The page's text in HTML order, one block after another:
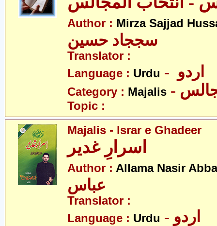
Author : Mirza Sajjad
سججاد حسین
Translator :
Language : Urdu
Category : Majalis
Topic :
Majalis - Israr e Ghadeer
اسرارِ غدیر
Author : Allama Nasir
عباس
Translator :
Language : Urdu - اردو